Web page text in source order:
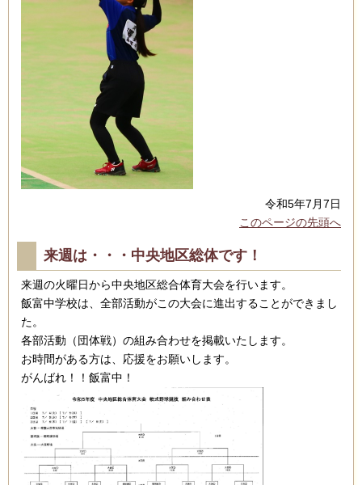
令和5年7月7日
このページの先頭へ
来週は・・・中央地区総体です！
来週の火曜日から中央地区総合体育大会を行います。
飯富中学校は、全部活動がこの大会に進出することができまし
た。
各部活動（団体戦）の組み合わせを掲載いたします。
お時間がある方は、応援をお願いします。
がんばれ！！飯富中！